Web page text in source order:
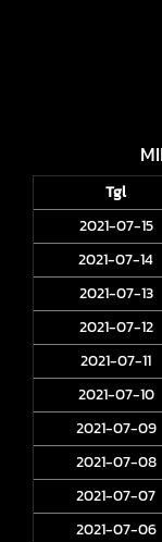
Tgl
2021-07-15
2021-07-14
2021-07-13
2021-07-12
2021-07-11
2021-07-10
2021-07-09
2021-07-08
2021-07-07
2021-07-06